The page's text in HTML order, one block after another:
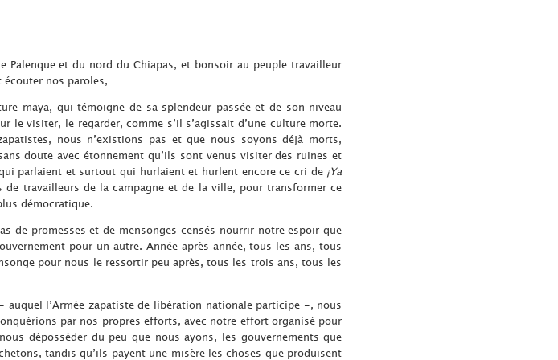
Palenque et du nord du Chiapas, et bonsoir au peuple travailleur
écouter nos paroles,
maya, qui témoigne de sa splendeur passée et de son niveau
le visiter, le regarder, comme s’il s’agissait d’une culture morte.
nous n’existions pas et que nous soyons déjà morts,
doute avec étonnement qu’ils sont venus visiter des ruines et
parlaient et surtout qui hurlaient et hurlent encore ce cri de ¡Ya
de travailleurs de la campagne et de la ville, pour transformer ce
démocratique.
de promesses et de mensonges censés nourrir notre espoir que
pour un autre. Année après année, tous les ans, tous
pour nous le ressortir peu après, tous les trois ans, tous les
auquel l’Armée zapatiste de libération nationale participe -, nous
par nos propres efforts, avec notre effort organisé pour
déposséder du peu que nous ayons, les gouvernements que
tandis qu’ils payent une misère les choses que produisent